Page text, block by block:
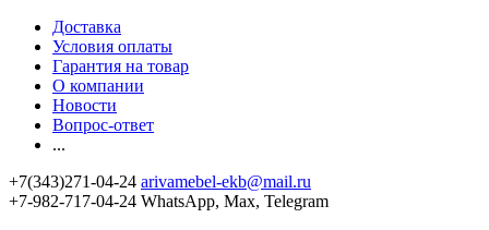
Доставка
Условия оплаты
Гарантия на товар
О компании
Новости
Вопрос-ответ
...
+7(343)271-04-24 arivamebel-ekb@mail.ru
+7-982-717-04-24 WhatsApp, Max, Telegram